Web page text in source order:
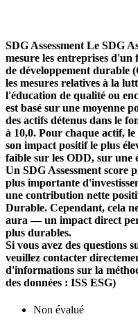
SDG Assessment Le SDG
mesure les entreprises d'un
de développement durable
les mesures relatives à la
l'éducation de qualité ou
est basé sur une moyenne
des actifs détenus dans le
à 10,0. Pour chaque actif,
son impact positif le plus
faible sur les ODD, sur une
Un SDG Assessment score
plus importante
une contribution nette
Durable. Cependant, cela
aura — un impact direct
plus durables.
Si vous avez des questions
veuillez contacter
d'informations sur la
des données : ISS ESG)
Non évalué